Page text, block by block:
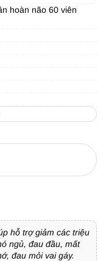
hoàn não 60 viên
hỗ trợ giảm các triệu
ngủ, đau đầu, mất
đau mỏi vai gáy.